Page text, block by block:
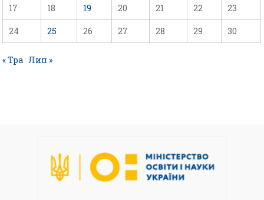
17 18 19 20 21 22 23
24 25 26 27 28 29 30
« Тра Лип »